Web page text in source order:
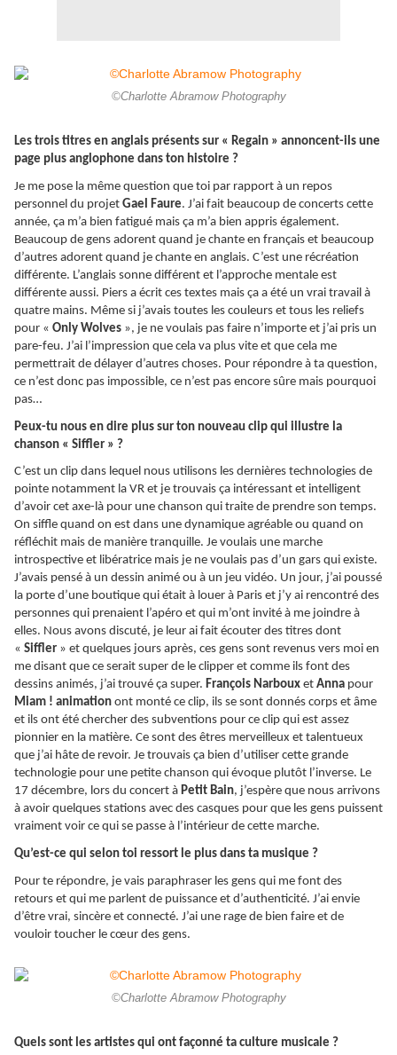
©Charlotte Abramow Photography
Les trois titres en anglais présents sur « Regain » annoncent-ils une
page plus anglophone dans ton histoire ?
Je me pose la même question que toi par rapport à un repos
personnel du projet Gael Faure. J’ai fait beaucoup de concerts cette
année, ça m’a bien fatigué mais ça m’a bien appris également.
Beaucoup de gens adorent quand je chante en français et beaucoup
d’autres adorent quand je chante en anglais. C’est une récréation
différente. L’anglais sonne différent et l’approche mentale est
différente aussi. Piers a écrit ces textes mais ça a été un vrai travail à
quatre mains. Même si j’avais toutes les couleurs et tous les reliefs
pour « Only Wolves », je ne voulais pas faire n’importe et j’ai pris un
pare-feu. J’ai l’impression que cela va plus vite et que cela me
permettrait de délayer d’autres choses. Pour répondre à ta question,
ce n’est donc pas impossible, ce n’est pas encore sûre mais pourquoi
pas…
Peux-tu nous en dire plus sur ton nouveau clip qui illustre la
chanson « Siffler » ?
C’est un clip dans lequel nous utilisons les dernières technologies de
pointe notamment la VR et je trouvais ça intéressant et intelligent
d’avoir cet axe-là pour une chanson qui traite de prendre son temps.
On siffle quand on est dans une dynamique agréable ou quand on
réfléchit mais de manière tranquille. Je voulais une marche
introspective et libératrice mais je ne voulais pas d’un gars qui existe.
J’avais pensé à un dessin animé ou à un jeu vidéo. Un jour, j’ai poussé
la porte d’une boutique qui était à louer à Paris et j’y ai rencontré des
personnes qui prenaient l’apéro et qui m’ont invité à me joindre à
elles. Nous avons discuté, je leur ai fait écouter des titres dont
« Siffler » et quelques jours après, ces gens sont revenus vers moi en
me disant que ce serait super de le clipper et comme ils font des
dessins animés, j’ai trouvé ça super. François Narboux et Anna pour
Miam ! animation ont monté ce clip, ils se sont donnés corps et âme
et ils ont été chercher des subventions pour ce clip qui est assez
pionnier en la matière. Ce sont des êtres merveilleux et talentueux
que j’ai hâte de revoir. Je trouvais ça bien d’utiliser cette grande
technologie pour une petite chanson qui évoque plutôt l’inverse. Le
17 décembre, lors du concert à Petit Bain, j’espère que nous arrivons
à avoir quelques stations avec des casques pour que les gens puissent
vraiment voir ce qui se passe à l’intérieur de cette marche.
Qu’est-ce qui selon toi ressort le plus dans ta musique ?
Pour te répondre, je vais paraphraser les gens qui me font des
retours et qui me parlent de puissance et d’authenticité. J’ai envie
d’être vrai, sincère et connecté. J’ai une rage de bien faire et de
vouloir toucher le cœur des gens.
©Charlotte Abramow Photography
Quels sont les artistes qui ont façonné ta culture musicale ?